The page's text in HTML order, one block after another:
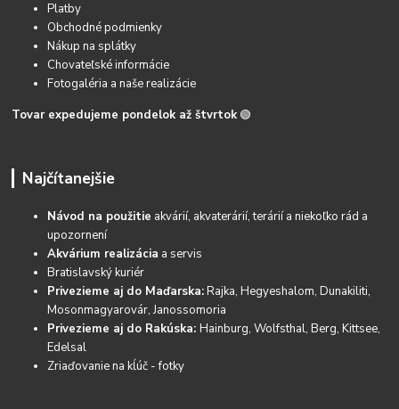
Platby
Obchodné podmienky
Nákup na splátky
Chovateľské informácie
Fotogaléria a naše realizácie
Tovar expedujeme pondelok až štvrtok 🟢
Najčítanejšie
Návod na použitie akvárií, akvaterárií, terárií a niekoľko rád a
upozornení
Akvárium realizácia a servis
Bratislavský kuriér
Privezieme aj do Maďarska:Rajka, Hegyeshalom, Dunakiliti,
Mosonmagyarovár, Janossomoria
Privezieme aj do Rakúska:Hainburg, Wolfsthal, Berg, Kittsee,
Edelsal
Zriaďovanie na kĺúč - fotky